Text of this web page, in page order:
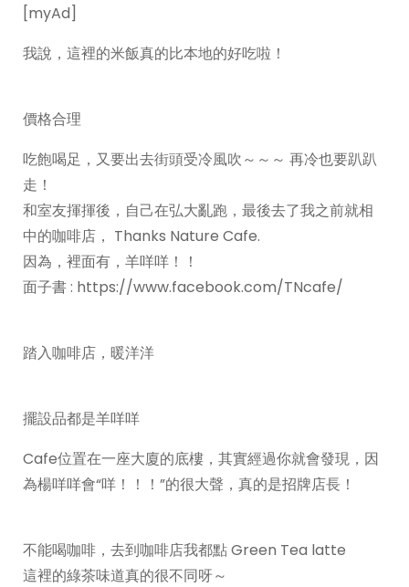
[myAd]
我說，這裡的米飯真的比本地的好吃啦！
價格合理
吃飽喝足，又要出去街頭受冷風吹～～～ 再冷也要趴趴
走！
和室友揮揮後，自己在弘大亂跑，最後去了我之前就相
中的咖啡店， Thanks Nature Cafe.
因為，裡面有，羊咩咩！！
面子書 : https://www.facebook.com/TNcafe/
踏入咖啡店，暖洋洋
擺設品都是羊咩咩
Cafe位置在一座大廈的底樓，其實經過你就會發現，因
為楊咩咩會“咩！！！”的很大聲，真的是招牌店長！
不能喝咖啡，去到咖啡店我都點 Green Tea latte
這裡的綠茶味道真的很不同呀～